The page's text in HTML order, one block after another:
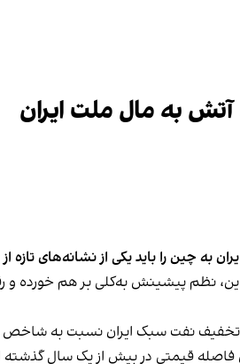
آتش به مال ملت ایران
به چین را باید یکی از نشانه‌های تازه
نظم پیشینش به‌کلی بر هم خورده
قیمتی در بیش از یک سال گذشته